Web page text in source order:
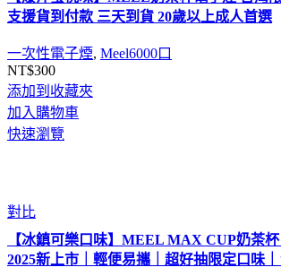
支援貨到付款 三天到貨 20歲以上成人首選
一次性電子煙, Meel6000口
NT$300
添加到收藏夾
加入購物車
快速瀏覽
對比
【冰鎮可樂口味】MEEL MAX CUP奶茶杯
2025新上市｜輕便易攜｜超好抽限定口味